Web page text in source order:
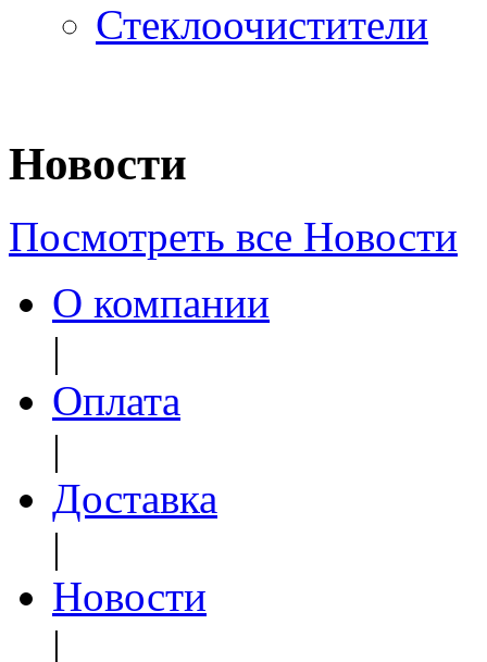
Стеклоочистители
Новости
Посмотреть все Новости
О компании
|
Оплата
|
Доставка
|
Новости
|